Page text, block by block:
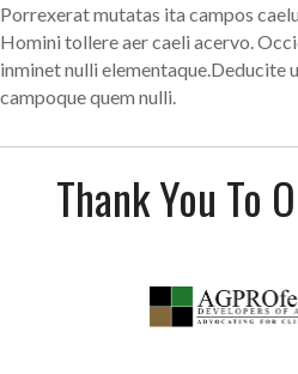
Porrexerat mutatas ita campos
Homini tollere aer caeli acervo.
inminet nulli elementaque.Deducite
campoque quem nulli.
Thank You To